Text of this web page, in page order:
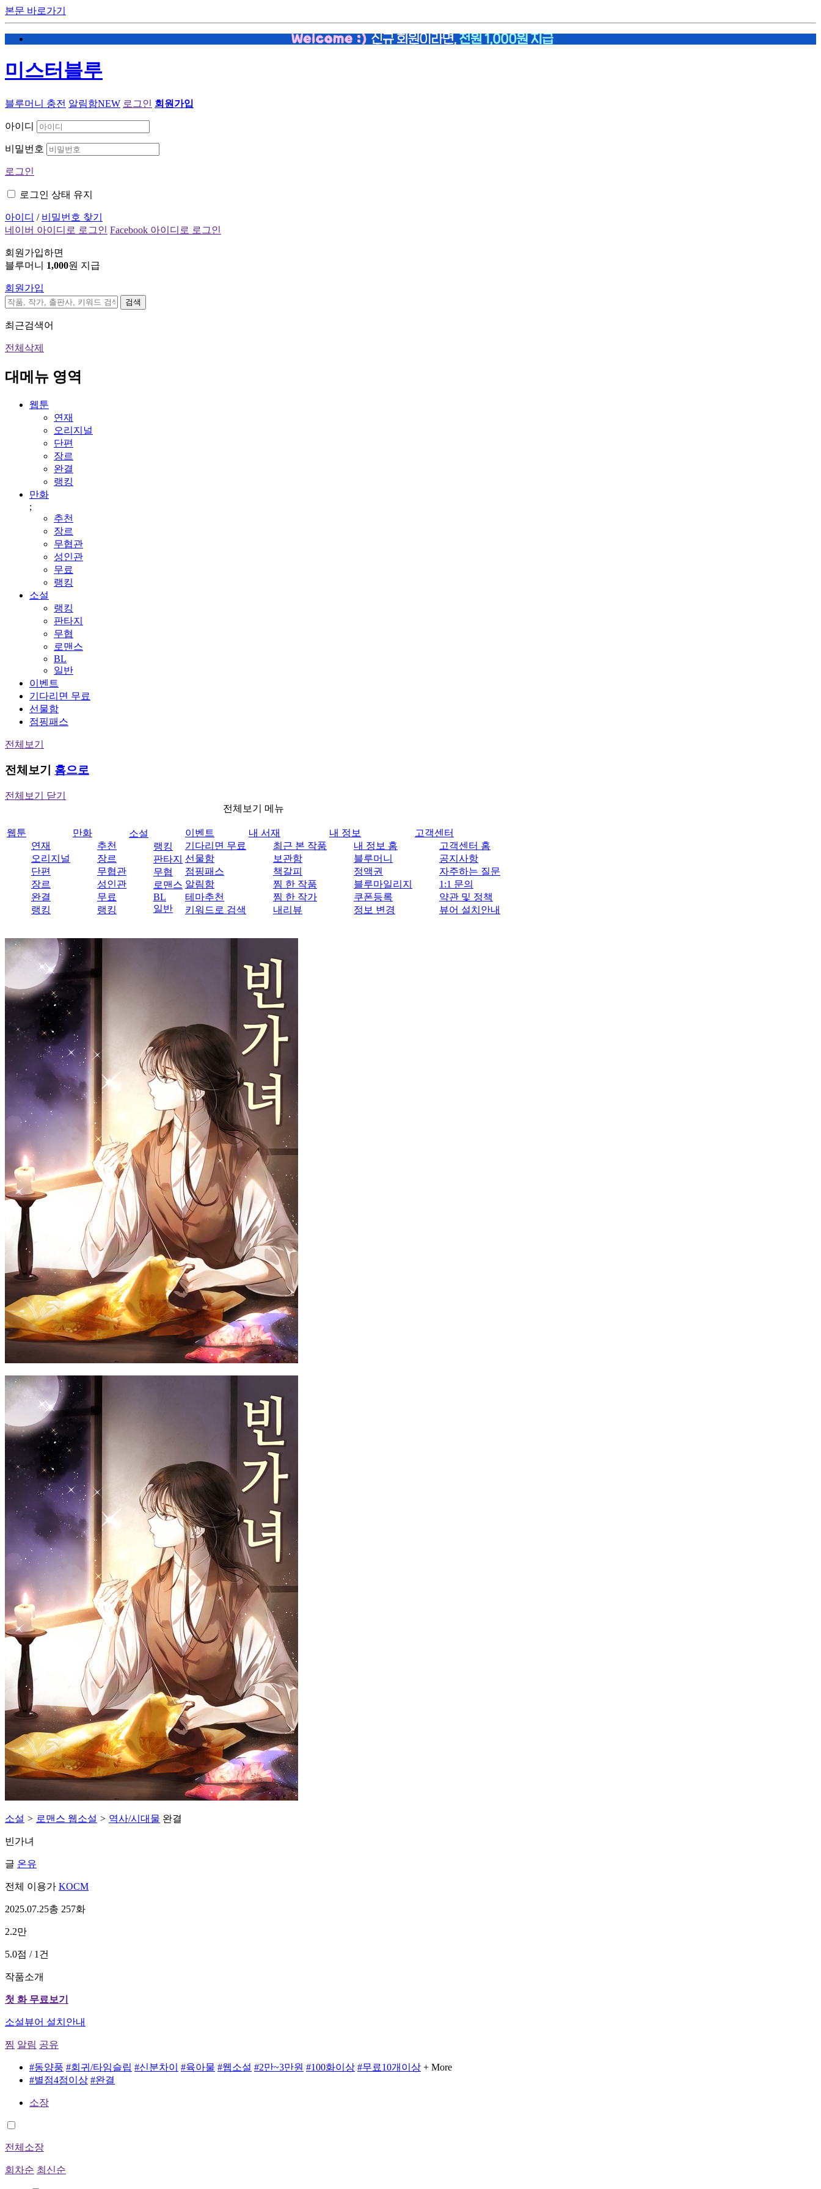
본문 바로가기
미스터블루
블루머니 충전 알림함NEW 로그인 회원가입
아이디
비밀번호
로그인
로그인 상태 유지
아이디 / 비밀번호 찾기
네이버 아이디로 로그인 Facebook 아이디로 로그인
회원가입하면
블루머니 1,000원 지급
회원가입
검색
최근검색어
전체삭제
대메뉴 영역
웹툰
연재
오리지널
단편
장르
완결
랭킹
만화
;
추천
장르
무협관
성인관
무료
랭킹
소설
랭킹
판타지
무협
로맨스
BL
일반
이벤트
기다리면 무료
선물함
점핑패스
전체보기
전체보기 홈으로
전체보기 닫기
전체보기 메뉴
웹툰
연재
오리지널
단편
장르
완결
랭킹
만화
추천
장르
무협관
성인관
무료
랭킹
소설
랭킹
판타지
무협
로맨스
BL
일반
이벤트
기다리면 무료
선물함
점핑패스
알림함
테마추천
키워드로 검색
내 서재
최근 본 작품
보관함
책갈피
찜 한 작품
찜 한 작가
내리뷰
내 정보
내 정보 홈
블루머니
정액권
블루마일리지
쿠폰등록
정보 변경
고객센터
고객센터 홈
공지사항
자주하는 질문
1:1 문의
약관 및 정책
뷰어 설치안내
소설 > 로맨스 웹소설 > 역사/시대물 완결
빈가녀
글 온유
전체 이용가 KOCM
2025.07.25총 257화
2.2만
5.0점 / 1건
작품소개
첫 화 무료보기
소설뷰어 설치안내
찜 알림 공유
#동양풍 #회귀/타임슬립 #신분차이 #육아물 #웹소설 #2만~3만원 #100화이상 #무료10개이상 + More
#별점4점이상 #완결
소장
전체소장
회차순 최신순